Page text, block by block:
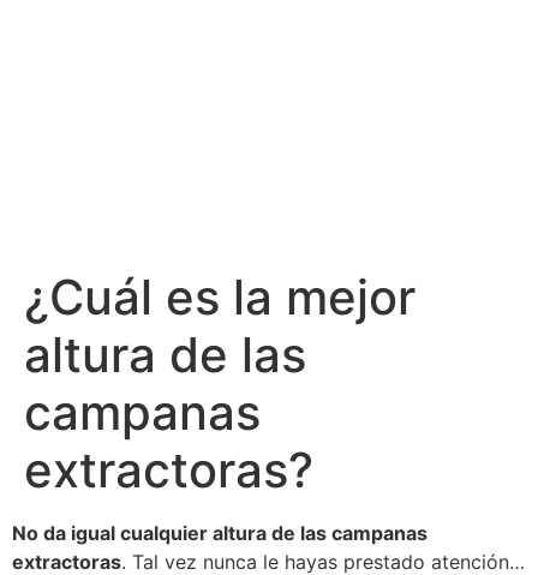
¿Cuál es la mejor
altura de las
campanas
extractoras?
No da igual cualquier altura de las campanas
extractoras. Tal vez nunca le hayas prestado atención…